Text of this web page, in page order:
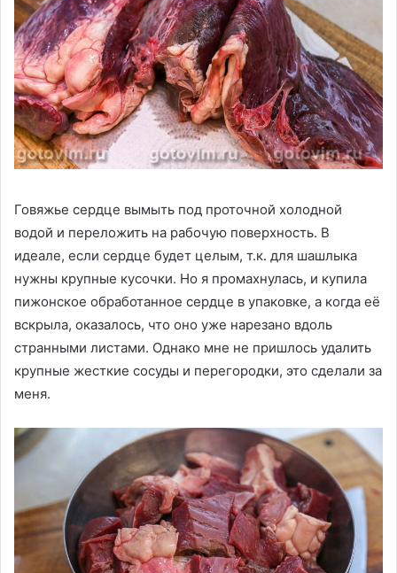
Говяжье сердце вымыть под проточной холодной
водой и переложить на рабочую поверхность. В
идеале, если сердце будет целым, т.к. для шашлыка
нужны крупные кусочки. Но я промахнулась, и купила
пижонское обработанное сердце в упаковке, а когда её
вскрыла, оказалось, что оно уже нарезано вдоль
странными листами. Однако мне не пришлось удалить
крупные жесткие сосуды и перегородки, это сделали за
меня.